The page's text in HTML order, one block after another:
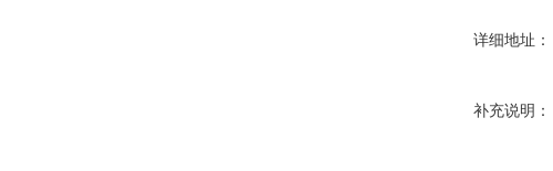
详细地址：
补充说明：